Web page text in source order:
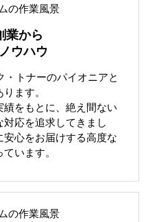
業から
ウハウ
・トナーのパイオニアと
ます。
をもとに、絶え間ない
応を追求してきまし
心をお届けする高度な
います。